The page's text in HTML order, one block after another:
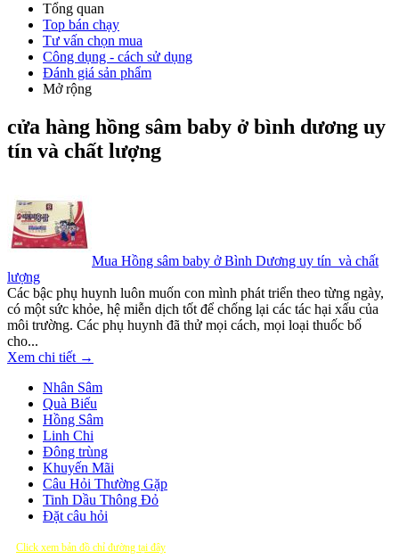
Tổng quan
Top bán chạy
Tư vấn chọn mua
Công dụng - cách sử dụng
Đánh giá sản phẩm
Mở rộng
cửa hàng hồng sâm baby ở bình dương uy
tín và chất lượng
Mua Hồng sâm baby ở Bình Dương uy tín và chất
lượng
Các bậc phụ huynh luôn muốn con mình phát triển theo từng ngày,
có một sức khỏe, hệ miễn dịch tốt để chống lại các tác hại xấu của
môi trường. Các phụ huynh đã thử mọi cách, mọi loại thuốc bổ
cho...
Xem chi tiết →
Nhân Sâm
Quà Biếu
Hồng Sâm
Linh Chi
Đông trùng
Khuyến Mãi
Câu Hỏi Thường Gặp
Tinh Dầu Thông Đỏ
Đặt câu hỏi
Click xem bản đồ chỉ đường tại đây